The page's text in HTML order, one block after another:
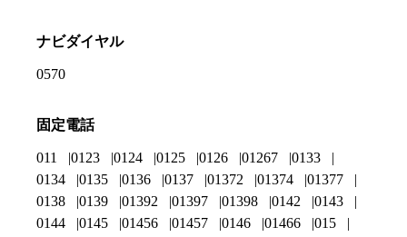
ナビダイヤル
0570
固定電話
011 0123 0124 0125 0126 01267
0133
0134
0135 0136 0137 01372 01374
01377
0138
0139 01392 01397 01398 0142
0143
0144
0145 01456 01457 0146 01466
015